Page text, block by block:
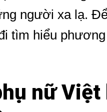
người xa lạ.
tìm hiểu
nữ Việt